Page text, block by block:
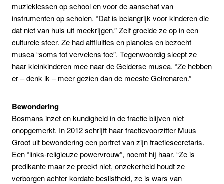
muzieklessen op school en voor de aanschaf van
instrumenten op scholen. “Dat is belangrijk voor kinderen die
dat niet van huis uit meekrijgen.” Zelf groeide ze op in een
culturele sfeer. Ze had altfluitles en pianoles en bezocht
musea “soms tot vervelens toe”. Tegenwoordig sleept ze
haar kleinkinderen mee naar de Gelderse musea. “Ze hebben
er – denk ik – meer gezien dan de meeste Gelrenaren.”
Bewondering
Bosmans inzet en kundigheid in de fractie blijven niet
onopgemerkt. In 2012 schrijft haar fractievoorzitter Muus
Groot uit bewondering een portret van zijn fractiesecretaris.
Een “links-religieuze powervrouw”, noemt hij haar. “Ze is
predikante maar ze preekt niet, onzekerheid houdt ze
verborgen achter kordate beslistheid, ze is wars van